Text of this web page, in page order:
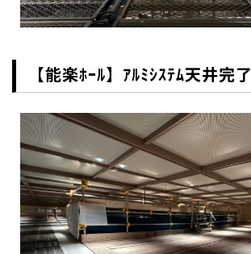
【能楽ﾎｰﾙ】ｱﾙﾐｼｽﾃﾑ天井完了